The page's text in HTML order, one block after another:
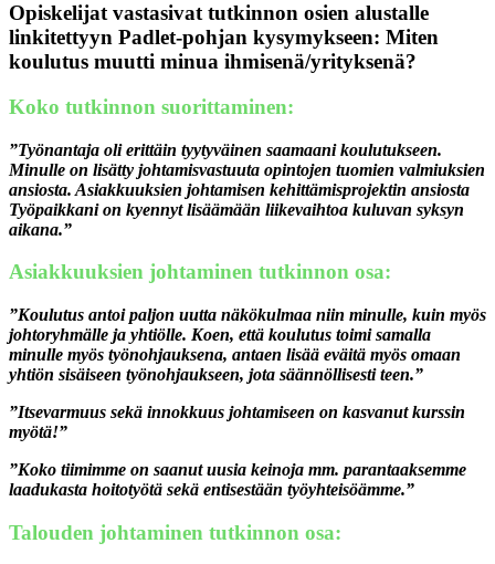
Opiskelijat vastasivat tutkinnon osien alustalle
linkitettyyn Padlet-pohjan kysymykseen: Miten
koulutus muutti minua ihmisenä/yrityksenä?
Koko tutkinnon suorittaminen:
”Työnantaja oli erittäin tyytyväinen saamaani koulutukseen.
Minulle on lisätty johtamisvastuuta opintojen tuomien valmiuksien
ansiosta. Asiakkuuksien johtamisen kehittämisprojektin ansiosta
Työpaikkani on kyennyt lisäämään liikevaihtoa kuluvan syksyn
aikana.”
Asiakkuuksien johtaminen tutkinnon osa:
”Koulutus antoi paljon uutta näkökulmaa niin minulle, kuin myös
johtoryhmälle ja yhtiölle. Koen, että koulutus toimi samalla
minulle myös työnohjauksena, antaen lisää eväitä myös omaan
yhtiön sisäiseen työnohjaukseen, jota säännöllisesti teen.”
”Itsevarmuus sekä innokkuus johtamiseen on kasvanut kurssin
myötä!”
”Koko tiimimme on saanut uusia keinoja mm. parantaaksemme
laadukasta hoitotyötä sekä entisestään työyhteisöämme.”
Talouden johtaminen tutkinnon osa: